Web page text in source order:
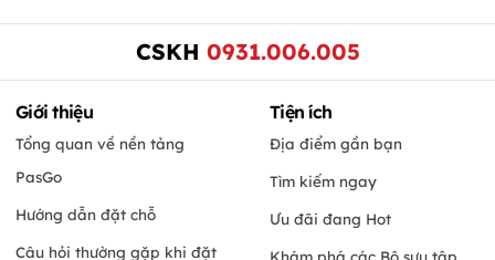
CSKH 0931.006.005
Giới thiệu
Tổng quan về nền tảng
PasGo
Hướng dẫn đặt chỗ
Câu hỏi thường gặp khi đặt
Tiện ích
Địa điểm gần bạn
Tìm kiếm ngay
Ưu đãi đang Hot
Khám phá các Bộ sưu tập